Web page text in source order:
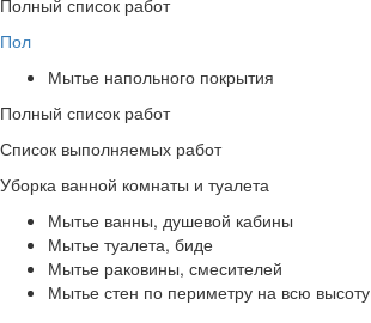
Полный список работ
Пол
Мытье напольного покрытия
Полный список работ
Список выполняемых работ
Уборка ванной комнаты и туалета
Мытье ванны, душевой кабины
Мытье туалета, биде
Мытье раковины, смесителей
Мытье стен по периметру на всю высоту